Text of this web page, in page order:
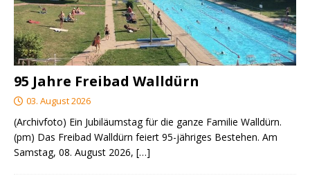
95 Jahre Freibad Walldürn
03. August 2026
(Archivfoto) Ein Jubiläumstag für die ganze Familie Walldürn.
(pm) Das Freibad Walldürn feiert 95-jähriges Bestehen. Am
Samstag, 08. August 2026, […]